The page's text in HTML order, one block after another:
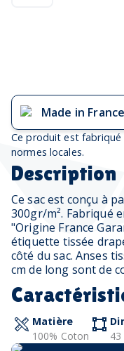
Made in France
Ce produit est
normes locales.
Description
Ce sac est conçu à
300gr/m². Fabriqué
"Origine France
étiquette tissée
côté du sac. Anses
cm de long sont de
Matière
100% Coton